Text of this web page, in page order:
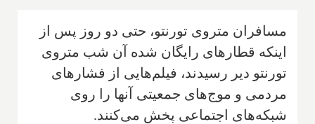
مسافران متروی تورنتو، حتی دو روز پس از
اینکه قطارهای رایگان شده آن شب متروی
تورنتو دیر رسیدند، فیلم‌هایی از فشارهای
مردمی و موج‌های جمعیتی آنها را روی
شبکه‌های اجتماعی پخش می‌کنند.